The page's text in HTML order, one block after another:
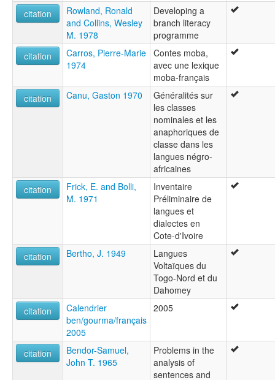
citation
Rowland, Ronald
and Collins, Wesley
M. 1978
Developing a
branch literacy
programme
citation
Carros, Pierre-Marie
1974
Contes moba,
avec une lexique
moba-français
citation
Canu, Gaston 1970
Généralités sur
les classes
nominales et les
anaphoriques de
classe dans les
langues négro-
africaines
citation
Frick, E. and Bolli,
M. 1971
Inventaire
Préliminaire de
langues et
dialectes en
Cote-d'Ivoire
citation
Bertho, J. 1949
Langues
Voltaïques du
Togo-Nord et du
Dahomey
citation
Calendrier
ben/gourma/français
2005
2005
citation
Bendor-Samuel,
John T. 1965
Problems in the
analysis of
sentences and